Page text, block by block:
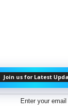
Join us for Latest
Enter your